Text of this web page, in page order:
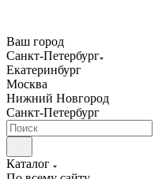
Ваш город
Санкт-Петербург
Екатеринбург
Москва
Нижний Новгород
Санкт-Петербург
Каталог